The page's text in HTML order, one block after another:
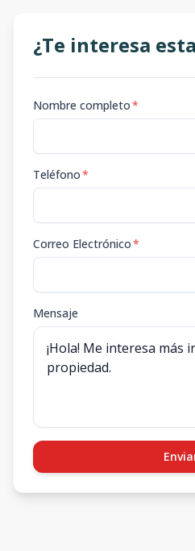
¿Te interesa
Nombre completo*
Teléfono*
Correo Electrónico*
Mensaje